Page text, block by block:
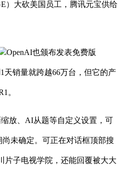
）大砍美国员工，腾讯元宝供给
OpenAI也颁布发表免费版
天销量就跨越66万台，但它的产
。
放、AI从题等自定义设置，可
未确定。可正在对话框顶部搜
片子电视学院，还能回覆被大大